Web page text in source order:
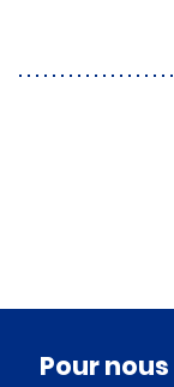
Pour